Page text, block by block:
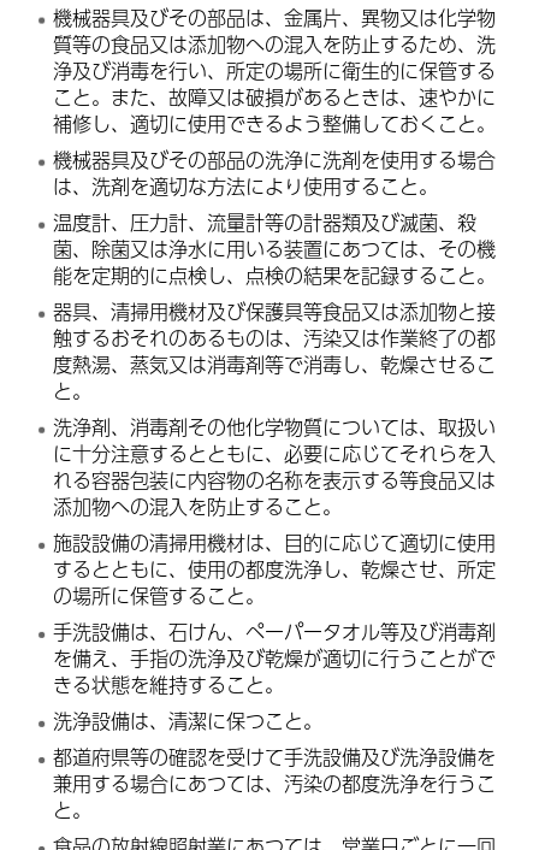
機械器具及びその部品は、金属片、異物又は化学物
質等の食品又は添加物への混入を防止するため、洗
浄及び消毒を行い、所定の場所に衛生的に保管する
こと。また、故障又は破損があるときは、速やかに
補修し、適切に使用できるよう整備しておくこと。
機械器具及びその部品の洗浄に洗剤を使用する場合
は、洗剤を適切な方法により使用すること。
温度計、圧力計、流量計等の計器類及び滅菌、殺
菌、除菌又は浄水に用いる装置にあつては、その機
能を定期的に点検し、点検の結果を記録すること。
器具、清掃用機材及び保護具等食品又は添加物と接
触するおそれのあるものは、汚染又は作業終了の都
度熱湯、蒸気又は消毒剤等で消毒し、乾燥させるこ
と。
洗浄剤、消毒剤その他化学物質については、取扱い
に十分注意するとともに、必要に応じてそれらを入
れる容器包装に内容物の名称を表示する等食品又は
添加物への混入を防止すること。
施設設備の清掃用機材は、目的に応じて適切に使用
するとともに、使用の都度洗浄し、乾燥させ、所定
の場所に保管すること。
手洗設備は、石けん、ペーパータオル等及び消毒剤
を備え、手指の洗浄及び乾燥が適切に行うことがで
きる状態を維持すること。
洗浄設備は、清潔に保つこと。
都道府県等の確認を受けて手洗設備及び洗浄設備を
兼用する場合にあつては、汚染の都度洗浄を行うこ
と。